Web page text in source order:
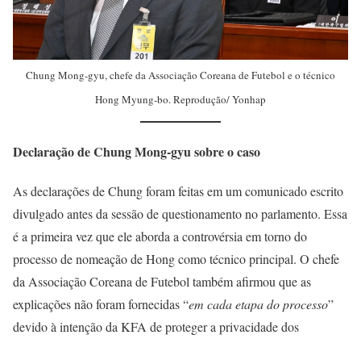
Chung Mong-gyu, chefe da Associação Coreana de Futebol e o técnico
Hong Myung-bo. Reprodução/ Yonhap
Declaração de Chung Mong-gyu sobre o caso
As declarações de Chung foram feitas em um comunicado escrito
divulgado antes da sessão de questionamento no parlamento. Essa
é a primeira vez que ele aborda a controvérsia em torno do
processo de nomeação de Hong como técnico principal. O chefe
da Associação Coreana de Futebol também afirmou que as
explicações não foram fornecidas “em cada etapa do processo”
devido à intenção da KFA de proteger a privacidade dos